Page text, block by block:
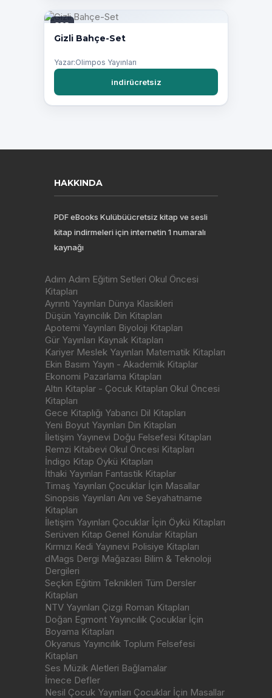
PDF
Gizli Bahçe-Set
Yazar:Olimpos Yayınları
indirücretsiz
HAKKINDA
PDF eBooks Kulübüücretsiz kitap ve sesli
kitap indirmeleri için internetin 1 numaralı
kaynağı
Adım Adım Eğitim Setleri Okul Öncesi
Kitapları
Ayrıntı Yayınları Dünya Klasikleri
Düşün Yayıncılık Din Kitapları
Apotemi Yayınları Biyoloji Kitapları
Gür Yayınları Kaynak Kitapları
Kariyer Meslek Yayınları Matematik Kitapları
Ekin Basım Yayın - Akademik Kitaplar
Ekonomi Pazarlama Kitapları
Altın Kitaplar - Çocuk Kitapları Okul Öncesi
Kitapları
Gece Kitaplığı Yabancı Dil Kitapları
Yeni Boyut Yayınları Din Kitapları
İletişim Yayınevi Doğu Felsefesi Kitapları
Remzi Kitabevi Okul Öncesi Kitapları
İndigo Kitap Öykü Kitapları
İthaki Yayınları Fantastik Kitaplar
Timaş Yayınları Çocuklar İçin Masallar
Sinopsis Yayınları Anı ve Seyahatname
Kitapları
İletişim Yayınları Çocuklar İçin Öykü Kitapları
Serüven Kitap Genel Konular Kitapları
Kırmızı Kedi Yayınevi Polisiye Kitapları
dMags Dergi Mağazası Bilim & Teknoloji
Dergileri
Seçkin Eğitim Teknikleri Tüm Dersler
Kitapları
NTV Yayınları Çizgi Roman Kitapları
Doğan Egmont Yayıncılık Çocuklar İçin
Boyama Kitapları
Okyanus Yayıncılık Toplum Felsefesi
Kitapları
Ses Müzik Aletleri Bağlamalar
İmece Defler
Nesil Çocuk Yayınları Çocuklar İçin Masallar